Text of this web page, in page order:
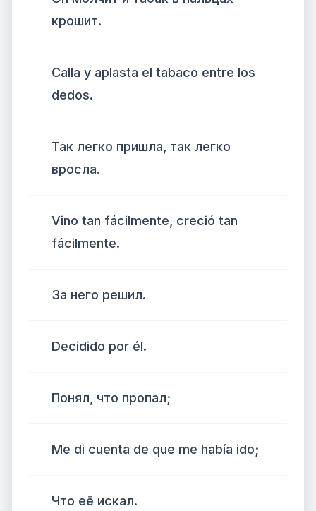
крошит.
Calla y aplasta el tabaco entre los
dedos.
Так легко пришла, так легко
вросла.
Vino tan fácilmente, creció tan
fácilmente.
За него решил.
Decidido por él.
Понял, что пропал;
Me di cuenta de que me había ido;
Что её искал.